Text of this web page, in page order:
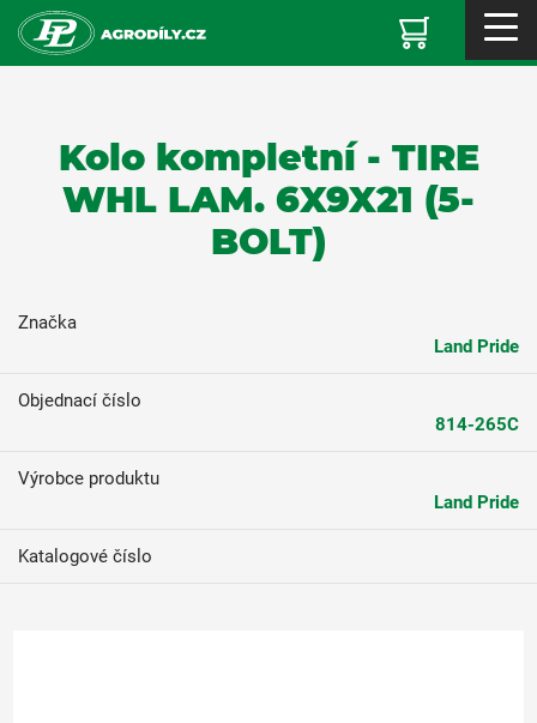
Kolo kompletní - TIRE
WHL LAM. 6X9X21 (5-
BOLT)
Značka
Land Pride
Objednací číslo
814-265C
Výrobce produktu
Land Pride
Katalogové číslo